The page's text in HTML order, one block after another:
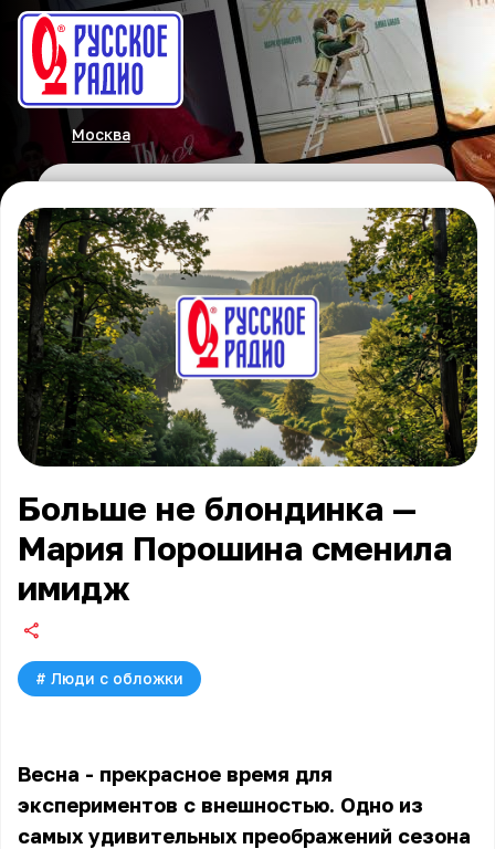
Москва
Больше не блондинка —
Мария Порошина сменила
имидж
# Люди с обложки
Весна - прекрасное время для
экспериментов с внешностью. Одно из
самых удивительных преображений сезона